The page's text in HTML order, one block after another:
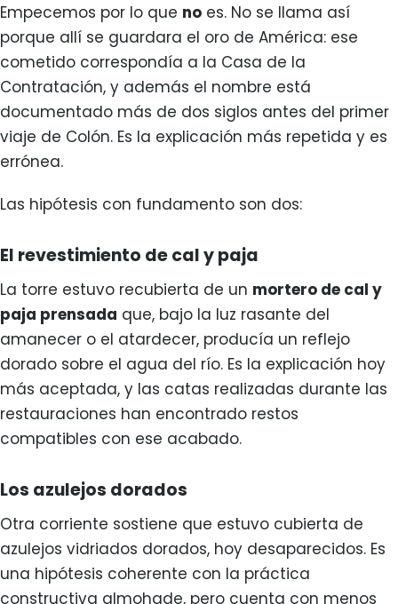
Empecemos por lo que no es. No se llama así
porque allí se guardara el oro de América: ese
cometido correspondía a la Casa de la
Contratación, y además el nombre está
documentado más de dos siglos antes del primer
viaje de Colón. Es la explicación más repetida y es
errónea.
Las hipótesis con fundamento son dos:
El revestimiento de cal y paja
La torre estuvo recubierta de un mortero de cal y
paja prensada que, bajo la luz rasante del
amanecer o el atardecer, producía un reflejo
dorado sobre el agua del río. Es la explicación hoy
más aceptada, y las catas realizadas durante las
restauraciones han encontrado restos
compatibles con ese acabado.
Los azulejos dorados
Otra corriente sostiene que estuvo cubierta de
azulejos vidriados dorados, hoy desaparecidos. Es
una hipótesis coherente con la práctica
constructiva almohade, pero cuenta con menos